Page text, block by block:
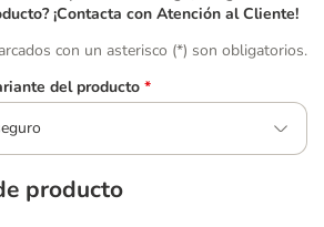
¡Contacta con Atención al Cliente!
con un asterisco (*) son obligatorios.
del producto *
producto